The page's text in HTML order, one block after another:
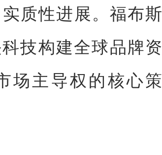
质性进展。福布斯
技构建全球品牌资
场主导权的核心策